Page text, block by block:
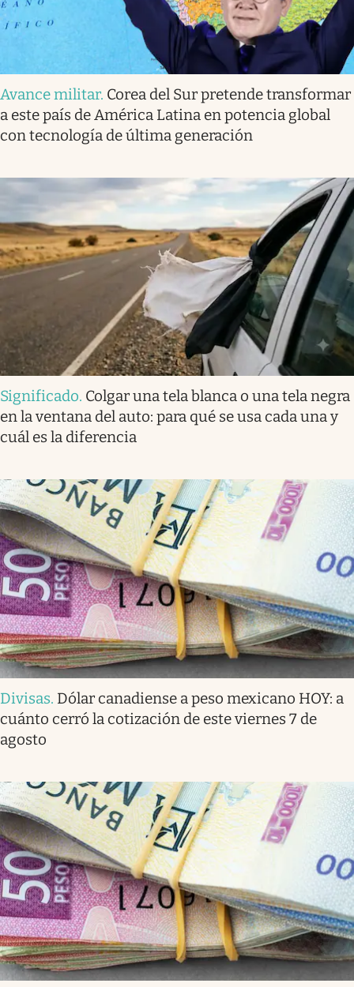
Avance militar. Corea del Sur pretende transformar
a este país de América Latina en potencia global
con tecnología de última generación
Significado. Colgar una tela blanca o una tela negra
en la ventana del auto: para qué se usa cada una y
cuál es la diferencia
Divisas. Dólar canadiense a peso mexicano HOY: a
cuánto cerró la cotización de este viernes 7 de
agosto